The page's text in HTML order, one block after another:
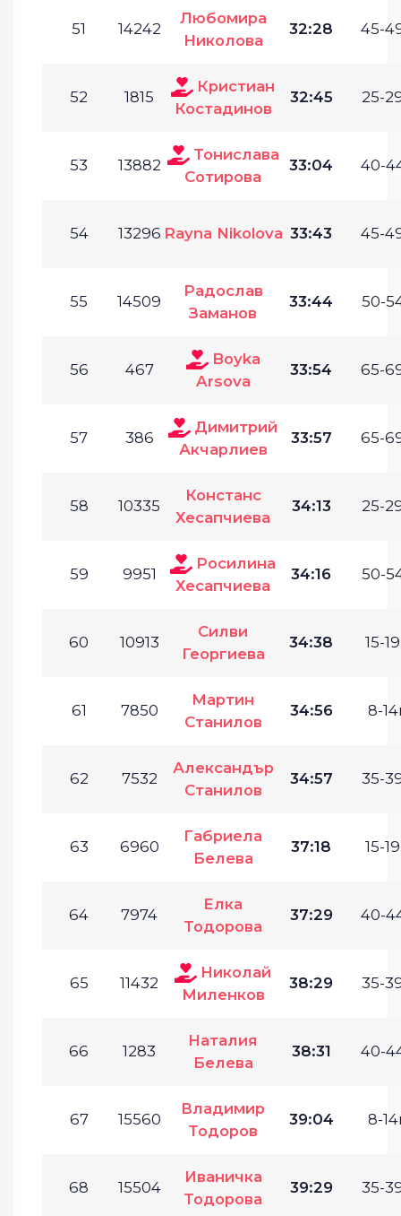
51 14242
Любомира
Николова
32:28 45-
52 1815
Кристиан
Костадинов
32:45 25-
53 13882
Тонислава
Сотирова
33:04 40-
54 13296 Rayna Nikolova 33:43 45-
55 14509
Радослав
Заманов
33:44 50-
56 467
Boyka
Arsova
33:54 65-
57 386
Димитрий
Акчарлиев
33:57 65-
58 10335
Констанс
Хесапчиева
34:13 25-
59 9951
Росилина
Хесапчиева
34:16 50-
60 10913
Силви
Георгиева
34:38 15-
61 7850
Мартин
Станилов
34:56 8-
62 7532
Александър
Станилов
34:57 35-
63 6960
Габриела
Белева
37:18 15-
64 7974
Елка
Тодорова
37:29 40-
65 11432
Николай
Миленков
38:29 35-
66 1283
Наталия
Белева
38:31 40-
67 15560
Владимир
Тодоров
39:04 8-
68 15504
Иваничка
Тодорова
39:29 35-